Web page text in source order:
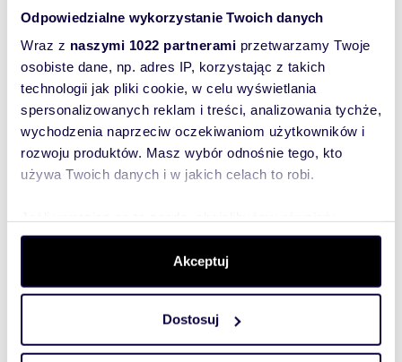
Odpowiedzialne wykorzystanie Twoich danych
Wraz z naszymi 1022 partnerami przetwarzamy Twoje
osobiste dane, np. adres IP, korzystając z takich
technologii jak pliki cookie, w celu wyświetlania
spersonalizowanych reklam i treści, analizowania tychże,
wychodzenia naprzeciw oczekiwaniom użytkowników i
rozwoju produktów. Masz wybór odnośnie tego, kto
używa Twoich danych i w jakich celach to robi.
Gromadzić dane dotyczące Twojej lokalizacji
geograficznej z dokładnością nawet do kilku metrów
Identyfikować Twoje urządzenie, aktywnie analizując
czyli wirtualny odcisk palca)
Dowiedz się więcej odnośnie tego, jak Twoje osobiste
Akceptuj
Dostosuj
woda się leje!". Co robisz? Szukasz w panice
fortuny za wieczorną interwencję? Dla wielu
właścicieli to najgorszy koszmar. Nowoczesne
zarządzanie apartamentamii mieszkaniami polega
na tym, by takie telefony nigdy do Ciebie nie dotarły.
"Naszą filozofią w Rentli jest stworzenie 'tarczy'
między właścicielem a codziennymi problemami
"Właściciel nie musi wiedzieć, jak usunąć usterkę
ani negocjować z administracją. Od tego ma
dedykowanego opiekuna. Jego jedynym
'obowiązkiem' jest sprawdzenie comiesięcznego
wpływu na konto. Tworzymy bufor między
inwestorem a problemami, tak, by właściciel mógł